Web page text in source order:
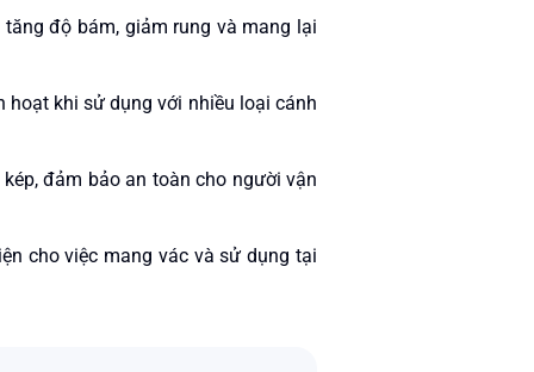
độ bám, giảm rung và mang lại
hoạt khi sử dụng với nhiều loại cánh
đảm bảo an toàn cho người vận
cho việc mang vác và sử dụng tại